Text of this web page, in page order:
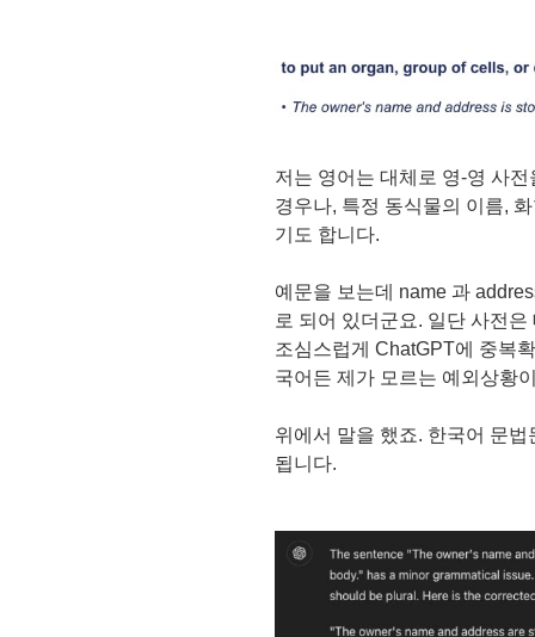
저는 영어는 대체로 영-영 사
경우나, 특정 동식물의 이름,
기도 합니다.
예문을 보는데 name 과
로 되어 있더군요. 일단 사전
조심스럽게 ChatGPT에 중복
국어든 제가 모르는 예외상황
위에서 말을 했죠. 한국어 문
됩니다.